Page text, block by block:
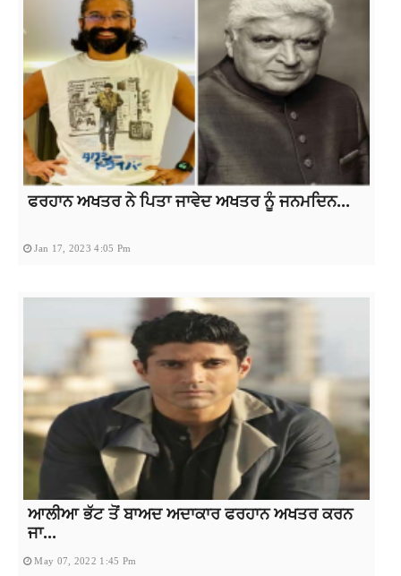
ਫਰਹਾਨ ਅਖਤਰ ਨੇ ਪਿਤਾ ਜਾਵੇਦ ਅਖਤਰ ਨੂੰ ਜਨਮਦਿਨ...
Jan 17, 2023 4:05 Pm
ਆਲੀਆ ਭੱਟ ਤੋਂ ਬਾਅਦ ਅਦਾਕਾਰ ਫਰਹਾਨ ਅਖਤਰ ਕਰਨ
ਜਾ...
May 07, 2022 1:45 Pm